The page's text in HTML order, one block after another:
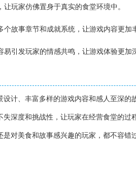
玩家仿佛置身于真实的食堂环境中。
故事章节和成就系统，让游戏内容更加
引发玩家的情感共鸣，让游戏体验更加
设计、丰富多样的游戏内容和感人至深的
深度和挑战性，让玩家在经营食堂的过
对美食和故事感兴趣的玩家，都不容错